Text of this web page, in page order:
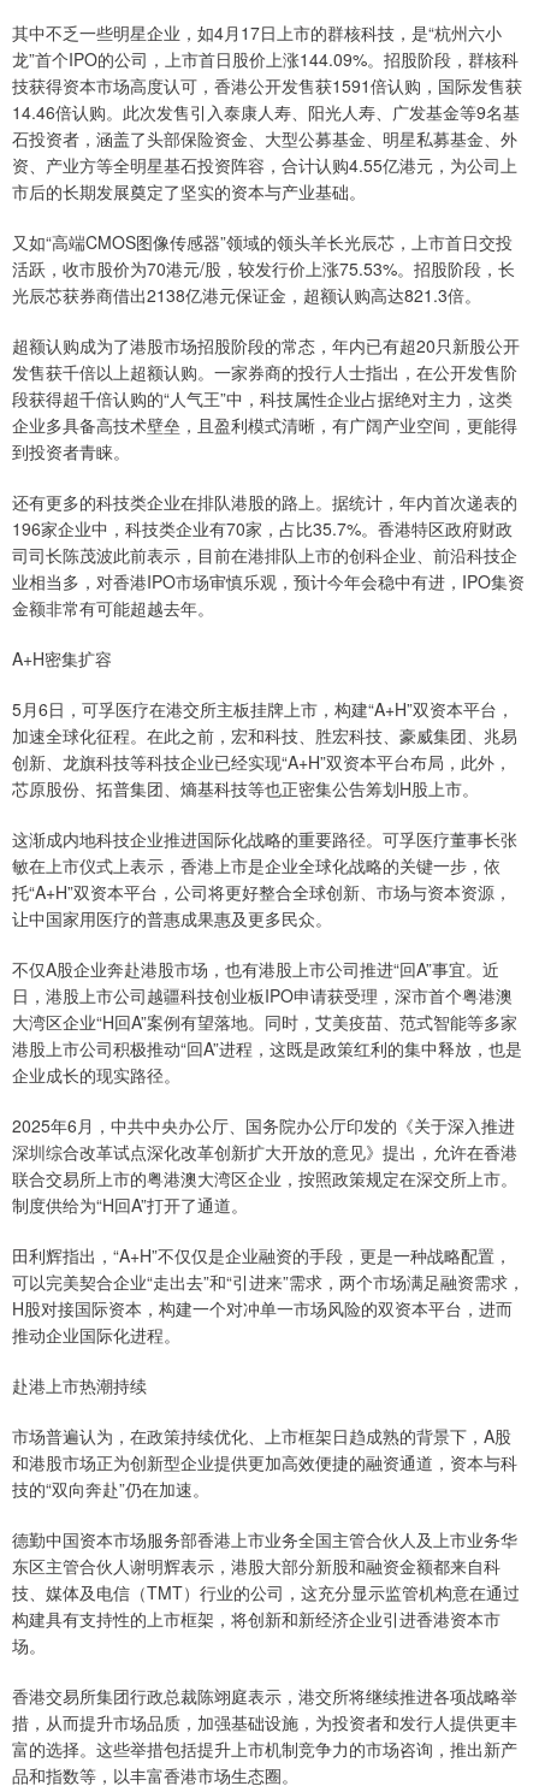
其中不乏一些明星企业，如4月17日上市的群核科技，是“杭州六小
龙”首个IPO的公司，上市首日股价上涨144.09%。招股阶段，群核科
技获得资本市场高度认可，香港公开发售获1591倍认购，国际发售获
14.46倍认购。此次发售引入泰康人寿、阳光人寿、广发基金等9名基
石投资者，涵盖了头部保险资金、大型公募基金、明星私募基金、外
资、产业方等全明星基石投资阵容，合计认购4.55亿港元，为公司上
市后的长期发展奠定了坚实的资本与产业基础。
又如“高端CMOS图像传感器”领域的领头羊长光辰芯，上市首日交投
活跃，收市股价为70港元/股，较发行价上涨75.53%。招股阶段，长
光辰芯获券商借出2138亿港元保证金，超额认购高达821.3倍。
超额认购成为了港股市场招股阶段的常态，年内已有超20只新股公开
发售获千倍以上超额认购。一家券商的投行人士指出，在公开发售阶
段获得超千倍认购的“人气王”中，科技属性企业占据绝对主力，这类
企业多具备高技术壁垒，且盈利模式清晰，有广阔产业空间，更能得
到投资者青睐。
还有更多的科技类企业在排队港股的路上。据统计，年内首次递表的
196家企业中，科技类企业有70家，占比35.7%。香港特区政府财政
司司长陈茂波此前表示，目前在港排队上市的创科企业、前沿科技企
业相当多，对香港IPO市场审慎乐观，预计今年会稳中有进，IPO集资
金额非常有可能超越去年。
A+H密集扩容
5月6日，可孚医疗在港交所主板挂牌上市，构建“A+H”双资本平台，
加速全球化征程。在此之前，宏和科技、胜宏科技、豪威集团、兆易
创新、龙旗科技等科技企业已经实现“A+H”双资本平台布局，此外，
芯原股份、拓普集团、熵基科技等也正密集公告筹划H股上市。
这渐成内地科技企业推进国际化战略的重要路径。可孚医疗董事长张
敏在上市仪式上表示，香港上市是企业全球化战略的关键一步，依
托“A+H”双资本平台，公司将更好整合全球创新、市场与资本资源，
让中国家用医疗的普惠成果惠及更多民众。
不仅A股企业奔赴港股市场，也有港股上市公司推进“回A”事宜。近
日，港股上市公司越疆科技创业板IPO申请获受理，深市首个粤港澳
大湾区企业“H回A”案例有望落地。同时，艾美疫苗、范式智能等多家
港股上市公司积极推动“回A”进程，这既是政策红利的集中释放，也是
企业成长的现实路径。
2025年6月，中共中央办公厅、国务院办公厅印发的《关于深入推进
深圳综合改革试点深化改革创新扩大开放的意见》提出，允许在香港
联合交易所上市的粤港澳大湾区企业，按照政策规定在深交所上市。
制度供给为“H回A”打开了通道。
田利辉指出，“A+H”不仅仅是企业融资的手段，更是一种战略配置，
可以完美契合企业“走出去”和“引进来”需求，两个市场满足融资需求，
H股对接国际资本，构建一个对冲单一市场风险的双资本平台，进而
推动企业国际化进程。
赴港上市热潮持续
市场普遍认为，在政策持续优化、上市框架日趋成熟的背景下，A股
和港股市场正为创新型企业提供更加高效便捷的融资通道，资本与科
技的“双向奔赴”仍在加速。
德勤中国资本市场服务部香港上市业务全国主管合伙人及上市业务华
东区主管合伙人谢明辉表示，港股大部分新股和融资金额都来自科
技、媒体及电信（TMT）行业的公司，这充分显示监管机构意在通过
构建具有支持性的上市框架，将创新和新经济企业引进香港资本市
场。
香港交易所集团行政总裁陈翊庭表示，港交所将继续推进各项战略举
措，从而提升市场品质，加强基础设施，为投资者和发行人提供更丰
富的选择。这些举措包括提升上市机制竞争力的市场咨询，推出新产
品和指数等，以丰富香港市场生态圈。